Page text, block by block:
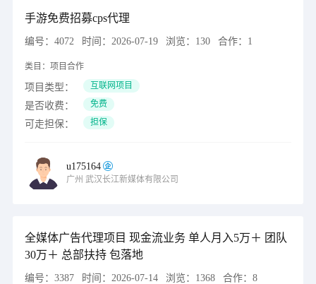
手游免费招募cps代理
编号： 4072 时间： 2026-07-19 浏览： 130 合作： 1
类目： 项目合作
项目类型： 互联网项目
是否收费： 免费
可走担保： 担保
u175164
广州 武汉长江新媒体有限公司
全媒体广告代理项目 现金流业务 单人月入5万＋ 团队
30万＋ 总部扶持 包落地
编号： 3387 时间： 2026-07-14 浏览： 1368 合作： 8